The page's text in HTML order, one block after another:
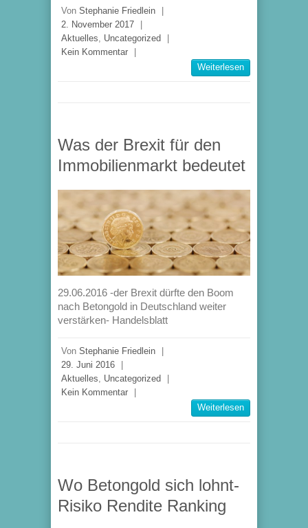
Von Stephanie Friedlein
|
2. November 2017
|
Aktuelles
Uncategorized
|
Kein Kommentar
|
Weiterlesen
Was der Brexit für den
Immobilienmarkt bedeutet
29.06.2016 -der Brexit dürfte den Boom
nach Betongold in Deutschland weiter
verstärken- Handelsblatt
Von Stephanie Friedlein
29. Juni 2016
Aktuelles
Uncategorized
Kein Kommentar
Weiterlesen
Wo Betongold sich lohnt-
Risiko Rendite Ranking